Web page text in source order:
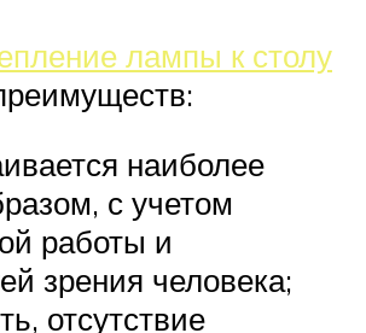
лампы к столу
наиболее
с учетом
работы и
зрения человека;
отсутствие